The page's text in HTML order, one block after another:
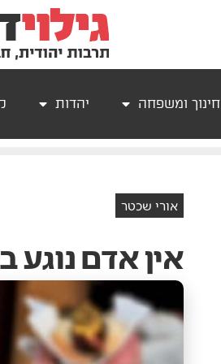
חינוך ומשפחה יהדות
אורי שכטר
אין אדם נוגע